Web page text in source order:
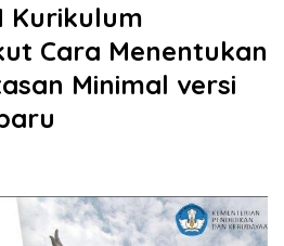
Kurikulum
Cara Menentukan
Minimal versi